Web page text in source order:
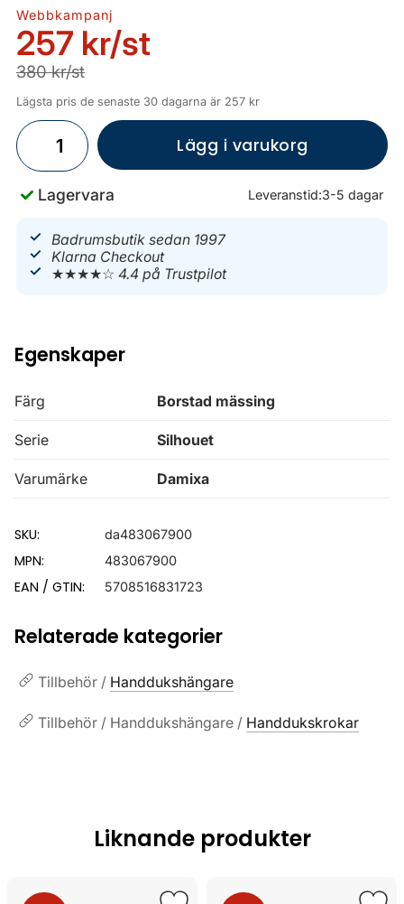
Webbkampanj
257 kr/st
380 kr/st
Lägsta pris de senaste 30 dagarna är 257 kr
Lägg i varukorg
Lagervara Leveranstid:3-5 dagar
Badrumsbutik sedan 1997
Klarna Checkout
★★★★☆4.4 på Trustpilot
Egenskaper
Färg Borstad mässing
Serie Silhouet
Varumärke Damixa
SKU: da483067900
MPN: 483067900
EAN / GTIN: 5708516831723
Relaterade kategorier
Tillbehör / Handdukshängare
Tillbehör / Handdukshängare / Handdukskrokar
Liknande produkter